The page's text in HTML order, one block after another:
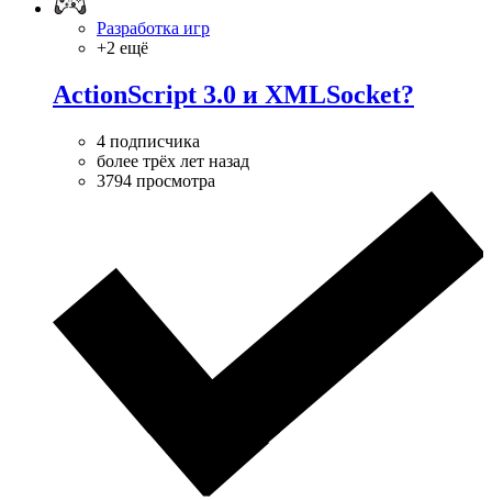
Разработка игр
+2 ещё
ActionScript 3.0 и XMLSocket?
4 подписчика
более трёх лет назад
3794 просмотра